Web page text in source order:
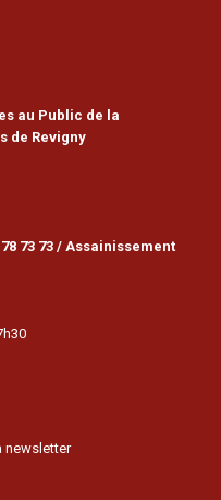
au Public de la
de Revigny
73 73 / Assainissement
newsletter